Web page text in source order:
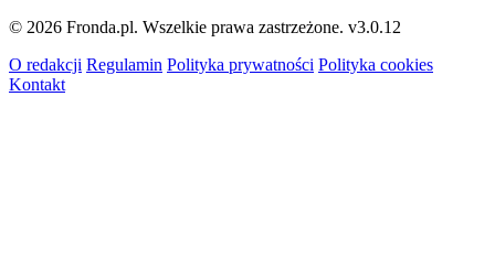
© 2026 Fronda.pl. Wszelkie prawa zastrzeżone. v3.0.12
O redakcji Regulamin Polityka prywatności Polityka cookies
Kontakt